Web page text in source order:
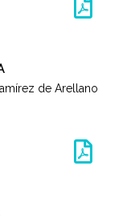
de Arellano